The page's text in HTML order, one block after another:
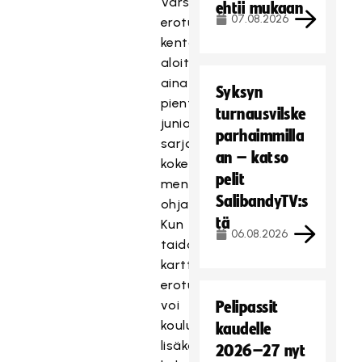
erotuomarointi
kentällä
aloitetaan
aina
pienten
juniorien
sarjoissa,
kokeneemman
mentorituomarin
ohjauksessa.
Kun
taidot
karttuvat,
erotuomari
voi
kouluttautua
lisäkoulutuksilla
ehtii mukaan
07.08.2026
Syksyn
turnausvilske
parhaimmilla
an – katso
pelit
SalibandyTV:s
tä
06.08.2026
Pelipassit
kaudelle
2026–27 nyt